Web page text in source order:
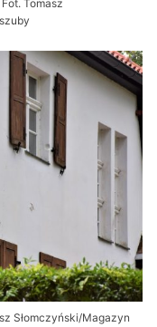
Tomasz
Słomczyński/Magazyn